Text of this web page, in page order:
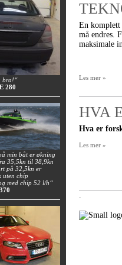
bra!“
280
min båt er økning
35,5kn til 38,9kn
på 32,5kn er
uten chip
med chip 52 l/h“
En
må endres.
maksimale
Les mer »
HVA
Hva er
Les mer »
.